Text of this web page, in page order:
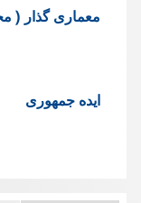
معماری گذار (
ایده جمهوری